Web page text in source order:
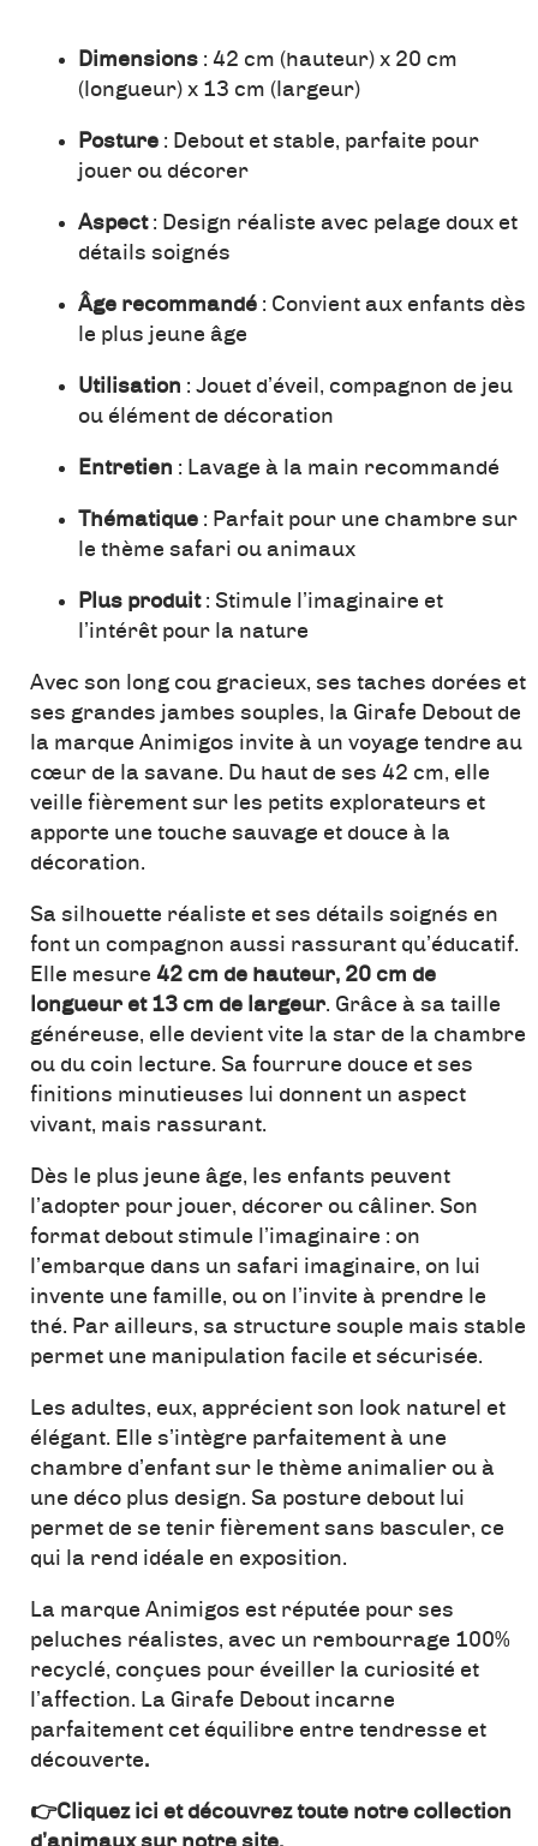
Dimensions : 42 cm (hauteur) x 20 cm
(longueur) x 13 cm (largeur)
Posture : Debout et stable, parfaite pour
jouer ou décorer
Aspect: Design réaliste avec pelage doux et
détails soignés
Âge recommandé : Convient aux enfants dès
le plus jeune âge
Utilisation : Jouet d’éveil, compagnon de jeu
ou élément de décoration
Entretien : Lavage à la main recommandé
Thématique : Parfait pour une chambre sur
le thème safari ou animaux
Plus produit: Stimule l’imaginaire et
l’intérêt pour la nature
Avec son long cou gracieux, ses taches dorées et
ses grandes jambes souples, la Girafe Debout de
la marque Animigos invite à un voyage tendre au
cœur de la savane. Du haut de ses 42 cm, elle
veille fièrement sur les petits explorateurs et
apporte une touche sauvage et douce à la
décoration.
Sa silhouette réaliste et ses détails soignés en
font un compagnon aussi rassurant qu’éducatif.
Elle mesure 42 cm de hauteur, 20 cm de
longueur et 13 cm de largeur. Grâce à sa taille
généreuse, elle devient vite la star de la chambre
ou du coin lecture. Sa fourrure douce et ses
finitions minutieuses lui donnent un aspect
vivant, mais rassurant.
Dès le plus jeune âge, les enfants peuvent
l’adopter pour jouer, décorer ou câliner. Son
format debout stimule l’imaginaire : on
l’embarque dans un safari imaginaire, on lui
invente une famille, ou on l’invite à prendre le
thé. Par ailleurs, sa structure souple mais stable
permet une manipulation facile et sécurisée.
Les adultes, eux, apprécient son look naturel et
élégant. Elle s’intègre parfaitement à une
chambre d’enfant sur le thème animalier ou à
une déco plus design. Sa posture debout lui
permet de se tenir fièrement sans basculer, ce
qui la rend idéale en exposition.
La marque Animigos est réputée pour ses
peluches réalistes, avec un rembourrage 100%
recyclé, conçues pour éveiller la curiosité et
l’affection. La Girafe Debout incarne
parfaitement cet équilibre entre tendresse et
découverte.
👉Cliquez ici et découvrez toute notre collection